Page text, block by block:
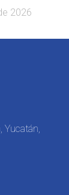
2026
Yucatán,